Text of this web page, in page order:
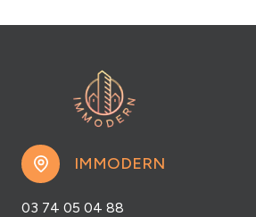
IMMODERN
03 74 05 04 88